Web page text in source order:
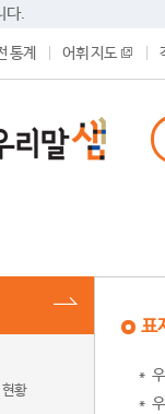
다.
통계 어휘 지도
황
표